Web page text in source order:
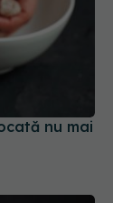
nu mai